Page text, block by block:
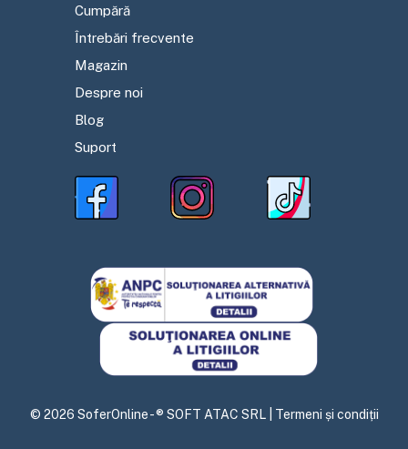
Cumpără
Întrebări frecvente
Magazin
Despre noi
Blog
Suport
© 2026 SoferOnline - ® SOFT ATAC SRL | Termeni și condiții